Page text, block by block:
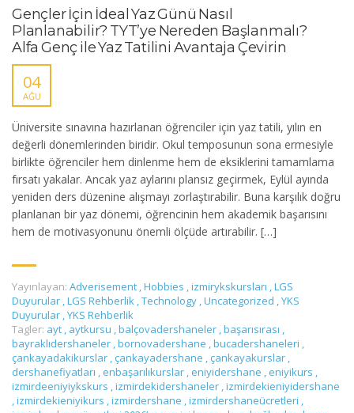
Gençler İçin İdeal Yaz Günü Nasıl
Planlanabilir? TYT’ye Nereden Başlanmalı?
Alfa Genç ile Yaz Tatilini Avantaja Çevirin
04
AĞU
Üniversite sınavına hazırlanan öğrenciler için yaz tatili, yılın en
değerli dönemlerinden biridir. Okul temposunun sona ermesiyle
birlikte öğrenciler hem dinlenme hem de eksiklerini tamamlama
fırsatı yakalar. Ancak yaz aylarını plansız geçirmek, Eylül ayında
yeniden ders düzenine alışmayı zorlaştırabilir. Buna karşılık doğru
planlanan bir yaz dönemi, öğrencinin hem akademik başarısını
hem de motivasyonunu önemli ölçüde artırabilir. […]
Yayınlayan: Adverisement ,Hobbies ,izmirykskursları ,LGS
Duyurular ,LGS Rehberlik ,Technology ,Uncategorized ,YKS
Duyurular ,YKS Rehberlik
Tagler: ayt , aytkursu ,balçovadershaneler ,başarısırası ,
bayraklıdershaneler ,bornovadershane ,bucadershaneleri ,
çankayadakikurslar , çankayadershane , çankayakurslar ,
dershanefiyatları , enbaşarılıkurslar , eniyidershane , eniyikurs ,
izmirdeeniyiykskurs ,izmirdekidershaneler ,izmirdekieniyidershane
,izmirdekieniyikurs ,izmirdershane ,izmirdershaneücretleri ,